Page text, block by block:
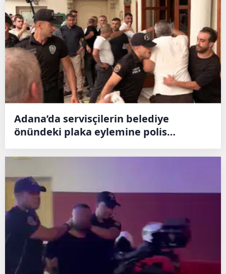
Adana’da servisçilerin belediye
önündeki plaka eylemine polis